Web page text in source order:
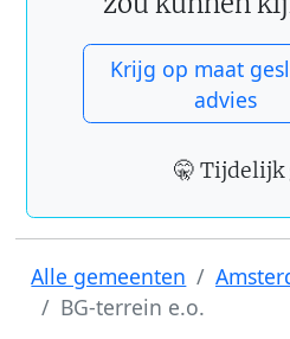
Krijg op maat
advies
🤫 Tijdelijk
Alle gemeenten
BG-terrein e.o.